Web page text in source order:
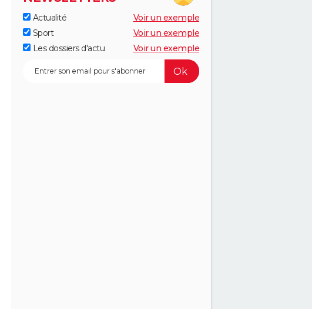
Actualité
Voir un exemple
Sport
Voir un exemple
Les dossiers d'actu
Voir un exemple